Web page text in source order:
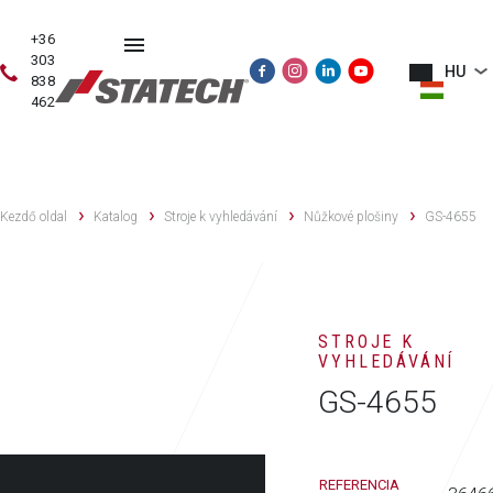
+36
303
838
462
HU
Kezdő oldal Katalog Stroje k vyhledávání Nůžkové plošiny GS-4655
STROJE K
VYHLEDÁVÁNÍ
GS-4655
REFERENCIA